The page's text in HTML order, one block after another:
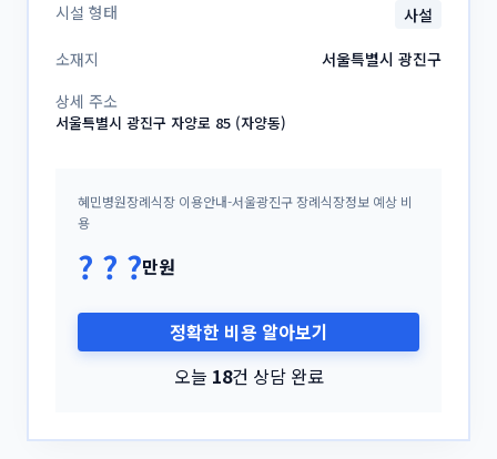
시설 형태
사설
소재지
서울특별시 광진구
상세 주소
서울특별시 광진구 자양로 85 (자양동)
용
? ? ?만원
정확한 비용 알아보기
오늘 18건 상담 완료